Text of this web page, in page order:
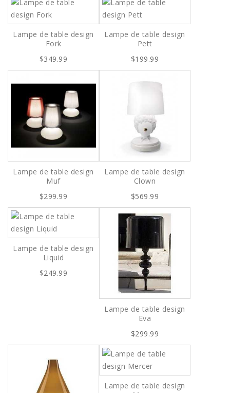
Lampe de table design
Fork
$349.99
Lampe de table design
Pett
$199.99
Lampe de table design
Muf
$299.99
Lampe de table design
Clown
$569.99
Lampe de table design
Liquid
$249.99
Lampe de table design
Eva
$299.99
Lampe de table design